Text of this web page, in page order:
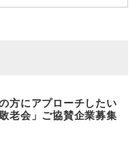
方にアプローチしたい
老会」ご協賛企業募集